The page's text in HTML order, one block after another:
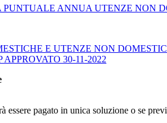
PUNTUALE ANNUA UTENZE NON
E UTENZE NON
30-11-2022
essere pagato in unica soluzione o se